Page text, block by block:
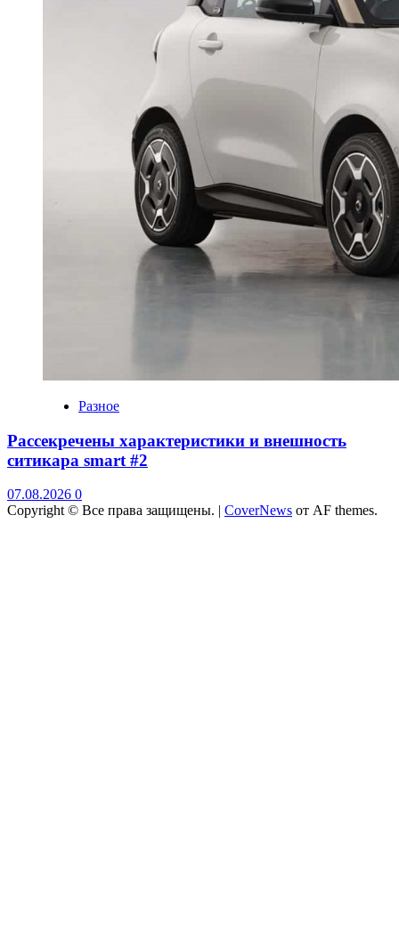
Разное
Рассекречены характеристики и внешность
ситикара smart #2
07.08.2026 0
Copyright © Все права защищены. | CoverNews от AF themes.